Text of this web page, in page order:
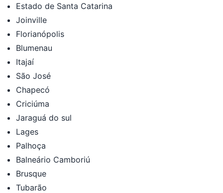
Estado de Santa Catarina
Joinville
Florianópolis
Blumenau
Itajaí
São José
Chapecó
Criciúma
Jaraguá do sul
Lages
Palhoça
Balneário Camboriú
Brusque
Tubarão